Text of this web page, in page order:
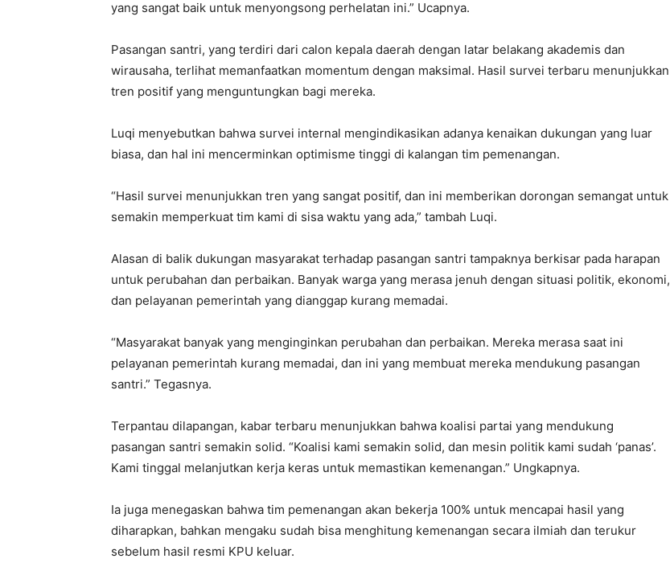
yang sangat baik untuk menyongsong perhelatan ini.” Ucapnya.
Pasangan santri, yang terdiri dari calon kepala daerah dengan latar belakang akademis dan
wirausaha, terlihat memanfaatkan momentum dengan maksimal. Hasil survei terbaru menunjukkan
tren positif yang menguntungkan bagi mereka.
Luqi menyebutkan bahwa survei internal mengindikasikan adanya kenaikan dukungan yang luar
biasa, dan hal ini mencerminkan optimisme tinggi di kalangan tim pemenangan.
“Hasil survei menunjukkan tren yang sangat positif, dan ini memberikan dorongan semangat untuk
semakin memperkuat tim kami di sisa waktu yang ada,” tambah Luqi.
Alasan di balik dukungan masyarakat terhadap pasangan santri tampaknya berkisar pada harapan
untuk perubahan dan perbaikan. Banyak warga yang merasa jenuh dengan situasi politik, ekonomi,
dan pelayanan pemerintah yang dianggap kurang memadai.
“Masyarakat banyak yang menginginkan perubahan dan perbaikan. Mereka merasa saat ini
pelayanan pemerintah kurang memadai, dan ini yang membuat mereka mendukung pasangan
santri.” Tegasnya.
Terpantau dilapangan, kabar terbaru menunjukkan bahwa koalisi partai yang mendukung
pasangan santri semakin solid. “Koalisi kami semakin solid, dan mesin politik kami sudah ‘panas’.
Kami tinggal melanjutkan kerja keras untuk memastikan kemenangan.” Ungkapnya.
Ia juga menegaskan bahwa tim pemenangan akan bekerja 100% untuk mencapai hasil yang
diharapkan, bahkan mengaku sudah bisa menghitung kemenangan secara ilmiah dan terukur
sebelum hasil resmi KPU keluar.